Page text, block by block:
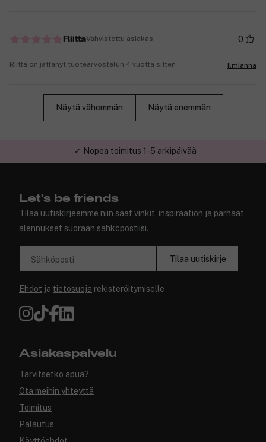
RiittaVahvistettu asiakas 0
Riitta on jättänyt tuotearvostelun 4 vuotta sitten Ilmianna
Näytä vähemmän Näytä enemmän
✓ Turvallinen verkkokauppa
Let's be friends
Tilaa uutiskirjeemme niin saat vinkit, inspiraation ja parhaat
alennukset suoraan sähköpostiisi.
Sähköposti Tilaa uutiskirje
Ehdot ja tietosuoja rekisteröitymiselle
Asiakaspalvelu
Tarvitsetko apua?
Ota meihin yhteyttä
Toimitus
Palautus